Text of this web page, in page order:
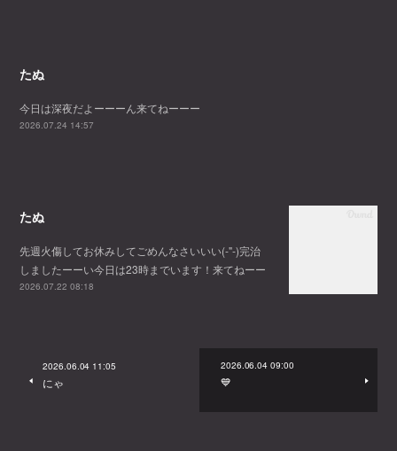
たぬ
今日は深夜だよーーーん来てねーーー
2026.07.24 14:57
たぬ
先週火傷してお休みしてごめんなさいいい(-"-)完治
しましたーーい今日は23時までいます！来てねーー
2026.07.22 08:18
2026.06.04 11:05
にゃ
2026.06.04 09:00
💙